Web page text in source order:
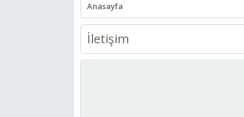
Anasayfa
İletişim